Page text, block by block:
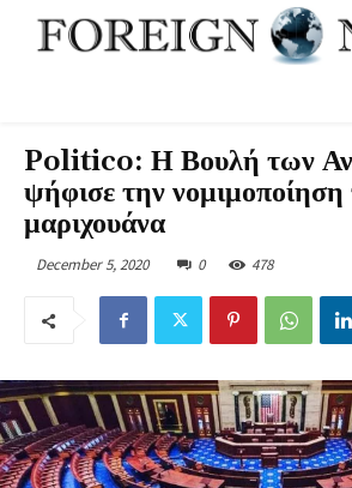
Politico: Η Βουλή των
ψήφισε την νομιμοποίηση
μαριχουάνα
December 5, 2020 0 478